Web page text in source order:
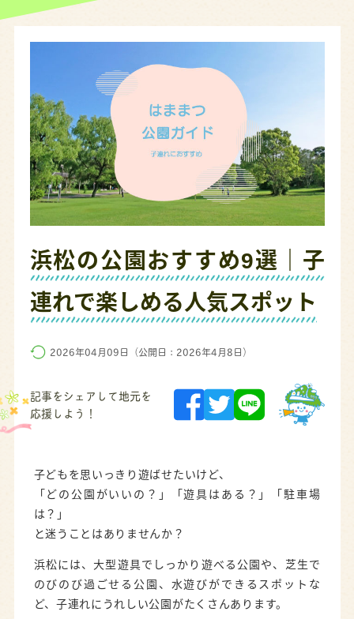
浜松の公園おすすめ9選｜子
連れで楽しめる人気スポット
2026年04月09日（公開日：2026年4月8日）
記事をシェアして地元を
応援しよう！
子どもを思いっきり遊ばせたいけど、
「どの公園がいいの？」「遊具はある？」「駐車場
は？」
と迷うことはありませんか？
浜松には、大型遊具でしっかり遊べる公園や、芝生で
のびのび過ごせる公園、水遊びができるスポットな
ど、子連れにうれしい公園がたくさんあります。